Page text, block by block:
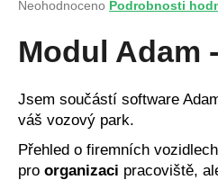
Průměrné
produktu
je
5
hvězdiček.
Neohodnoceno Podrobnosti
Modul Adam
Jsem součástí software
váš vozový park.
Přehled o firemních
pro organizaci pracoviště,
j
í
t
?